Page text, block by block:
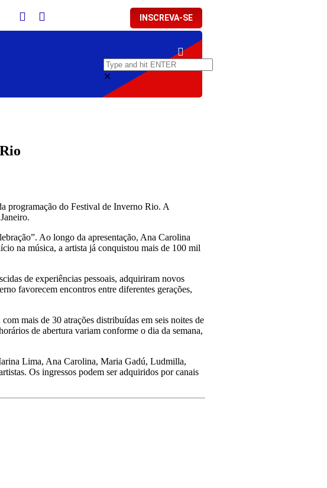
INSCREVA-SE
✕
programação do Festival de Inverno Rio. A
Ao longo da apresentação, Ana Carolina
na música, a artista já conquistou mais de 100 mil
de experiências pessoais, adquiriram novos
favorecem encontros entre diferentes gerações,
mais de 30 atrações distribuídas em seis noites de
de abertura variam conforme o dia da semana,
Lima, Ana Carolina, Maria Gadú, Ludmilla,
Os ingressos podem ser adquiridos por canais